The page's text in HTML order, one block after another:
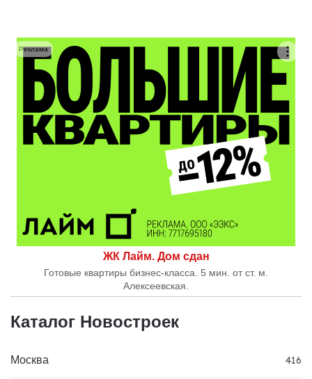
ЖК Лайм. Дом сдан
Готовые квартиры бизнес-класса. 5 мин. от ст. м.
Алексеевская.
Реклама
Каталог Новостроек
Москва 416